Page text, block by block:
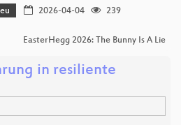
2026-04-04
239
EasterHegg 2026: The Bunny Is A Lie
in resiliente